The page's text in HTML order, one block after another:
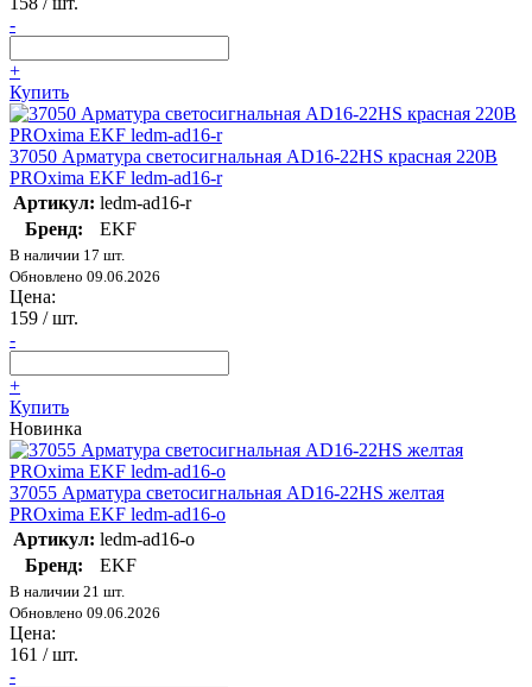
-
+
Купить
37050 Арматура светосигнальная AD16-22HS красная 220В
PROxima EKF ledm-ad16-r
Артикул: ledm-ad16-r
Бренд:
EKF
В наличии 17 шт.
Обновлено 09.06.2026
Цена:
159 / шт.
-
+
Купить
Новинка
37055 Арматура светосигнальная AD16-22HS желтая
PROxima EKF ledm-ad16-o
Артикул: ledm-ad16-o
Бренд:
EKF
В наличии 21 шт.
Обновлено 09.06.2026
Цена:
161 / шт.
-